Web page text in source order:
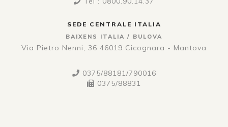
SEDE CENTRALE ITALIA
BAIXENS ITALIA / BULOVA
Via Pietro Nenni, 36 46019 Cicognara - Mantova
0375/88181/790016
0375/88831